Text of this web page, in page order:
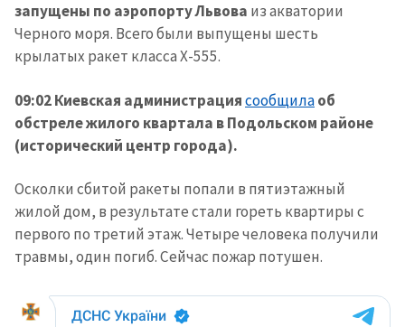
Отправить
информацию
запущены по аэропорту Львова из акватории
Черного моря. Всего были выпущены шесть
крылатых ракет класса Х-555.
09:02 Киевская администрациясообщилаоб
обстреле жилого квартала в Подольском районе
(исторический центр города).
Осколки сбитой ракеты попали в пятиэтажный
жилой дом, в результате стали гореть квартиры с
первого по третий этаж. Четыре человека получили
травмы, один погиб. Сейчас пожар потушен.